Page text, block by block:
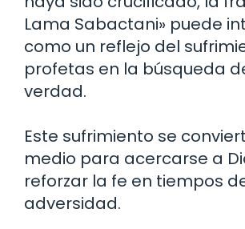
Lama Sabactani» puede
como un reflejo del
profetas en la búsqueda
verdad.
Este sufrimiento se
medio para acercarse a
reforzar la fe en tiempos
adversidad.